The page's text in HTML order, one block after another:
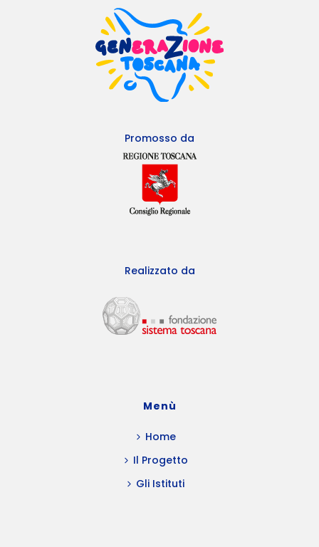
Promosso da
Realizzato da
Menù
Home
Il Progetto
Gli Istituti